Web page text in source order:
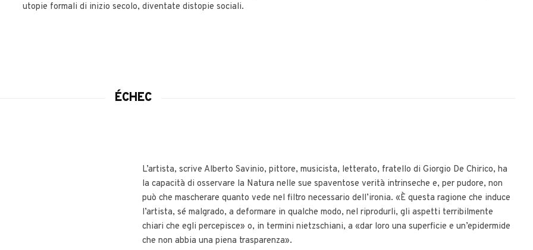
utopie formali di inizio secolo, diventate distopie sociali.
ÉCHEC
L’artista, scrive Alberto Savinio, pittore, musicista, letterato, fratello di Giorgio De Chirico, ha
la capacità di osservare la Natura nelle sue spaventose verità intrinseche e, per pudore, non
può che mascherare quanto vede nel filtro necessario dell’ironia. «È questa ragione che induce
l’artista, sé malgrado, a deformare in qualche modo, nel riprodurli, gli aspetti terribilmente
chiari che egli percepisce» o, in termini nietzschiani, a «dar loro una superficie e un’epidermide
che non abbia una piena trasparenza».